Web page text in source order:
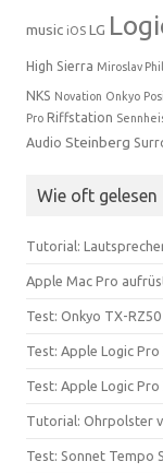
music iOS LG
High Sierra Miroslav
NKS Novation Onkyo
Pro Riffstation
Audio Steinberg
Wie oft gelesen
Tutorial:
Apple Mac Pro
Test: Onkyo TX-
Test: Apple Logic Pro
Test: Apple Logic Pro
Tutorial: Ohrpolster
Test: Sonnet Tempo